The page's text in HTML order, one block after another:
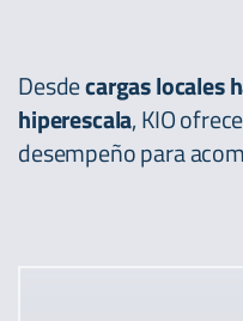
Desdecargas locales
hiperescala, KIO
desempeño para